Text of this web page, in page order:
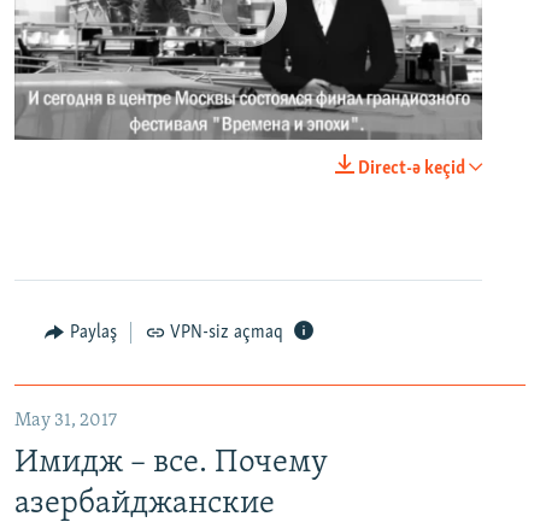
No media source currently available
Direct-ə keçid
Paylaş VPN-siz açmaq
May 31, 2017
Имидж – все. Почему
азербайджанские
EMBED
Имидж – все. Почему азербайджанские правозащитники и независимые журналисты попадают в тюрьму